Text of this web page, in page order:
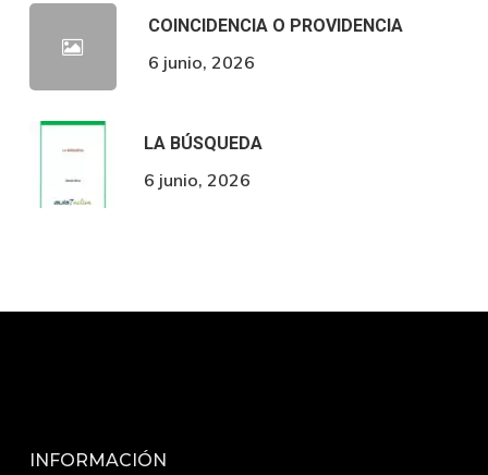
COINCIDENCIA O PROVIDENCIA
6 junio, 2026
LA BÚSQUEDA
6 junio, 2026
INFORMACIÓN